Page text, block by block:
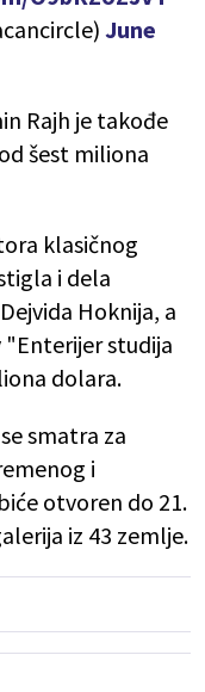
June
Rajh je takođe
šest miliona
klasičnog
i dela
Hoknija, a
"Enterijer studija
dolara.
smatra za
i
otvoren do 21.
iz 43 zemlje.